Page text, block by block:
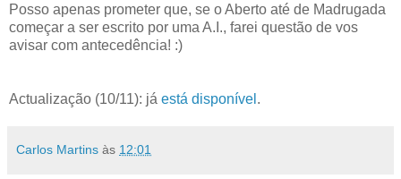
Posso apenas prometer que, se o Aberto até de Madrugada
começar a ser escrito por uma A.I., farei questão de vos
avisar com antecedência! :)
Actualização (10/11): já está disponível .
Carlos Martins às 12:01